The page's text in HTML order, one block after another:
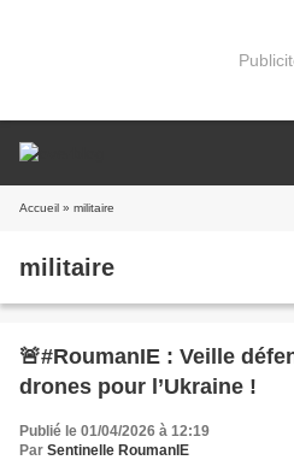
Accueil » militaire
militaire
🚨#RoumanIE : Veille
drones pour l’Ukraine !
Publié le 01/04/2026 à 12:19
Par Sentinelle RoumanIE